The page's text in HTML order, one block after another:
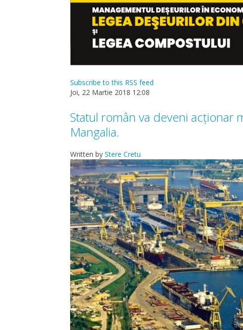
Subscribe to this RSS feed
Joi, 22 Martie 2018 12:08
Statul român va deveni acționar
Mangalia.
Written by Stere Cretu